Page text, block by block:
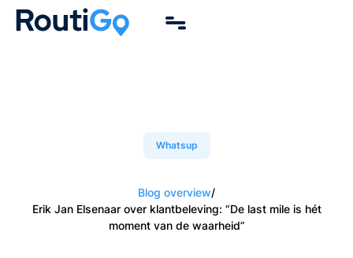
Whatsup
Blog overview/
Erik Jan Elsenaar over klantbeleving: “De last mile is hét
moment van de waarheid”